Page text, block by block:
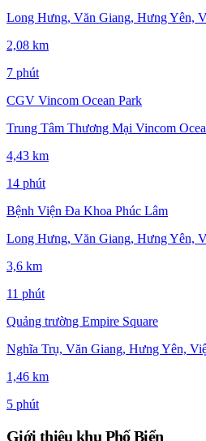
Long Hưng, Văn Giang, Hưng Yên,
2,08 km
7 phút
CGV Vincom Ocean Park
Trung Tâm Thương Mại Vincom
4,43 km
14 phút
Bệnh Viện Đa Khoa Phúc Lâm
Long Hưng, Văn Giang, Hưng Yên,
3,6 km
11 phút
Quảng trường Empire Square
Nghĩa Trụ, Văn Giang, Hưng Yên,
1,46 km
5 phút
Giới thiệu khu Phố Biển